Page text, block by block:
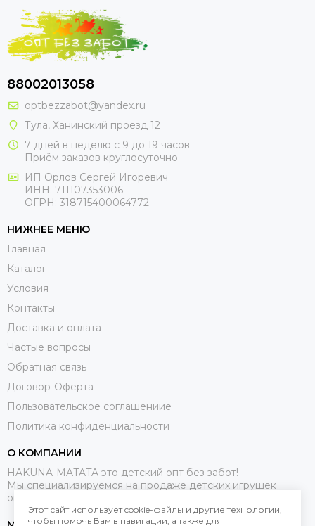
88002013058
optbezzabot@yandex.ru
Тула, Ханинский проезд 12
7 дней в неделю с 9 до 19 часов
Приём заказов круглосуточно
ИП Орлов Сергей Игоревич
ИНН: 711107353006
ОГРН: 318715400064772
НИЖНЕЕ МЕНЮ
Главная
Каталог
Условия
Контакты
Доставка и оплата
Частые вопросы
Обратная связь
Договор-Оферта
Пользовательское соглашениие
Политика конфиденциальности
О КОМПАНИИ
HAKUNA-MATATA это детский опт без забот!
Мы специализируемся на продаже детских игрушек
оптом.
Этот сайт использует cookie-файлы и другие технологии,
чтобы помочь Вам в навигации, а также для